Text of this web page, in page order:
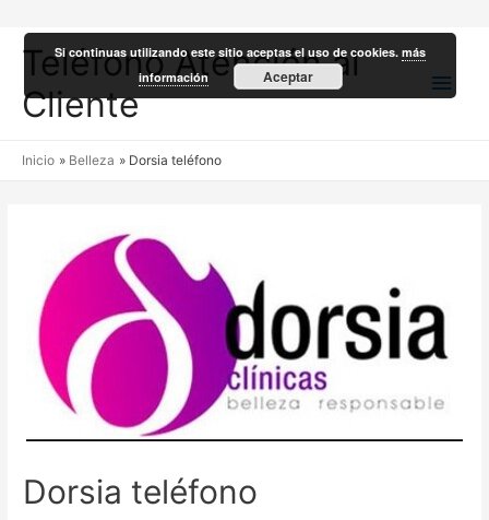
Teléfono Atención al
Cliente
Inicio Belleza Dorsia teléfono
Dorsia teléfono
Si continuas utilizando este sitio aceptas el uso de cookies.más
información
Aceptar